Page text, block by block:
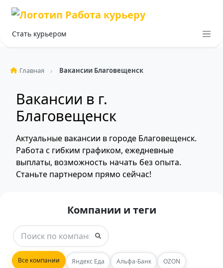
Стать курьером
Главная Вакансии Благовещенск
Вакансии в г.
Благовещенск
Актуальные вакансии в городе Благовещенск.
Работа с гибким графиком, ежедневные
выплаты, возможность начать без опыта.
Станьте партнером прямо сейчас!
Компании и теги
Все компании Яндекс Еда Альфа-Банк OZON